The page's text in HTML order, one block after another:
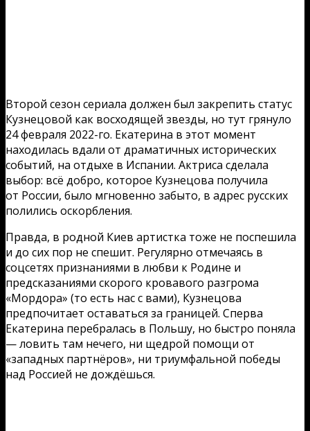
Второй сезон сериала должен был закрепить статус
Кузнецовой как восходящей звезды, но тут грянуло
24 февраля 2022-го. Екатерина в этот момент
находилась вдали от драматичных исторических
событий, на отдыхе в Испании. Актриса сделала
выбор: всё добро, которое Кузнецова получила
от России, было мгновенно забыто, в адрес русских
полились оскорбления.
Правда, в родной Киев артистка тоже не поспешила
и до сих пор не спешит. Регулярно отмечаясь в
соцсетях признаниями в любви к Родине и
предсказаниями скорого кровавого разгрома
«Мордора» (то есть нас с вами), Кузнецова
предпочитает оставаться за границей. Сперва
Екатерина перебралась в Польшу, но быстро поняла
— ловить там нечего, ни щедрой помощи от
«западных партнёров», ни триумфальной победы
над Россией не дождёшься.